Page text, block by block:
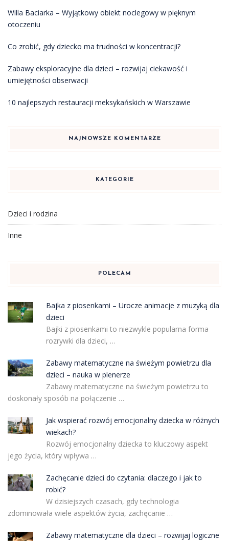
Willa Baciarka – Wyjątkowy obiekt noclegowy w pięknym
otoczeniu
Co zrobić, gdy dziecko ma trudności w koncentracji?
Zabawy eksploracyjne dla dzieci – rozwijaj ciekawość i
umiejętności obserwacji
10 najlepszych restauracji meksykańskich w Warszawie
NAJNOWSZE KOMENTARZE
KATEGORIE
Dzieci i rodzina
Inne
POLECAM
Bajka z piosenkami – Urocze animacje z muzyką dla
dzieci
Bajki z piosenkami to niezwykle popularna forma
rozrywki dla dzieci, …
Zabawy matematyczne na świeżym powietrzu dla
dzieci – nauka w plenerze
Zabawy matematyczne na świeżym powietrzu to
doskonały sposób na połączenie …
Jak wspierać rozwój emocjonalny dziecka w różnych
wiekach?
Rozwój emocjonalny dziecka to kluczowy aspekt
jego życia, który wpływa …
Zachęcanie dzieci do czytania: dlaczego i jak to
robić?
W dzisiejszych czasach, gdy technologia
zdominowała wiele aspektów życia, zachęcanie …
Zabawy matematyczne dla dzieci – rozwijaj logiczne